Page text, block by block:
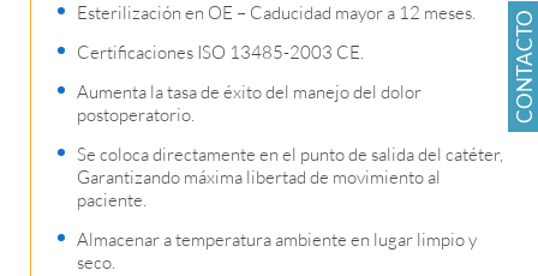
Esterilización en OE – Caducidad mayor a 12 meses.
Certificaciones ISO 13485-2003 CE.
Aumenta la tasa de éxito del manejo del dolor
postoperatorio.
Se coloca directamente en el punto de salida del catéter,
Garantizando máxima libertad de movimiento al
paciente.
Almacenar a temperatura ambiente en lugar limpio y
seco.
CONTACTO